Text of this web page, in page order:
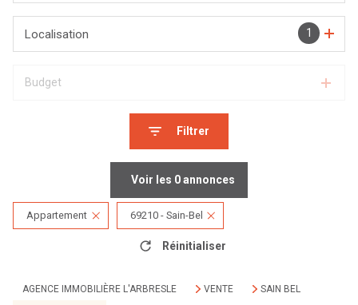
1
Localisation
Budget
Filtrer
Voir les 0annonces
Appartement 69210 - Sain-Bel
Réinitialiser
AGENCE IMMOBILIÈRE L'ARBRESLE VENTE
SAIN BEL